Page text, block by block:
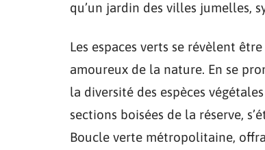
qu’un jardin des villes jumelles,
Les espaces verts se révèlent
amoureux de la nature. En se
la diversité des espèces
sections boisées de la réserve,
Boucle verte métropolitaine,